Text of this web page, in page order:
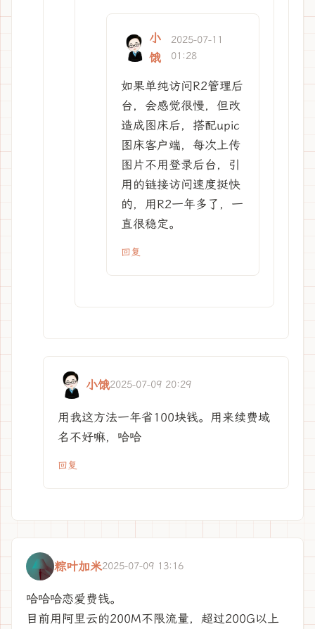
小
饿
2025-07-11
01:28
如果单纯访问R2管理后
台，会感觉很慢，但改
造成图床后，搭配upic
图床客户端，每次上传
图片不用登录后台，引
用的链接访问速度挺快
的，用R2一年多了，一
直很稳定。
回复
小饿2025-07-09 20:29
用我这方法一年省100块钱。用来续费域
名不好嘛，哈哈
回复
粽叶加米2025-07-09 13:16
哈哈哈恋爱费钱。
目前用阿里云的200M不限流量，超过200G以上